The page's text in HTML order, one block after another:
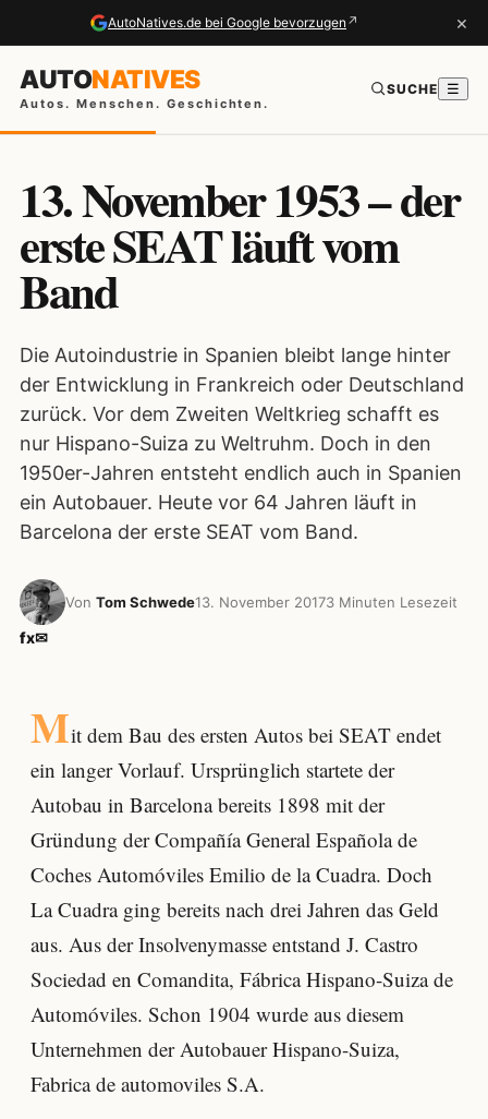
AutoNatives.de bei Google bevorzugen ↗ ×
AUTONATIVES
Autos. Menschen. Geschichten.
SUCHE ☰
13. November 1953 – der
erste SEAT läuft vom
Band
Die Autoindustrie in Spanien bleibt lange hinter
der Entwicklung in Frankreich oder Deutschland
zurück. Vor dem Zweiten Weltkrieg schafft es
nur Hispano-Suiza zu Weltruhm. Doch in den
1950er-Jahren entsteht endlich auch in Spanien
ein Autobauer. Heute vor 64 Jahren läuft in
Barcelona der erste SEAT vom Band.
Von Tom Schwede13. November 20173 Minuten Lesezeit
fx✉
Mit dem Bau des ersten Autos bei SEAT endet
ein langer Vorlauf. Ursprünglich startete der
Autobau in Barcelona bereits 1898 mit der
Gründung der Compañía General Española de
Coches Automóviles Emilio de la Cuadra. Doch
La Cuadra ging bereits nach drei Jahren das Geld
aus. Aus der Insolvenymasse entstand J. Castro
Sociedad en Comandita, Fábrica Hispano-Suiza de
Automóviles. Schon 1904 wurde aus diesem
Unternehmen der Autobauer Hispano-Suiza,
Fabrica de automoviles S.A.